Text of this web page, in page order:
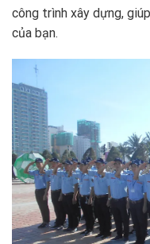
công trình xây dựng,
của bạn.